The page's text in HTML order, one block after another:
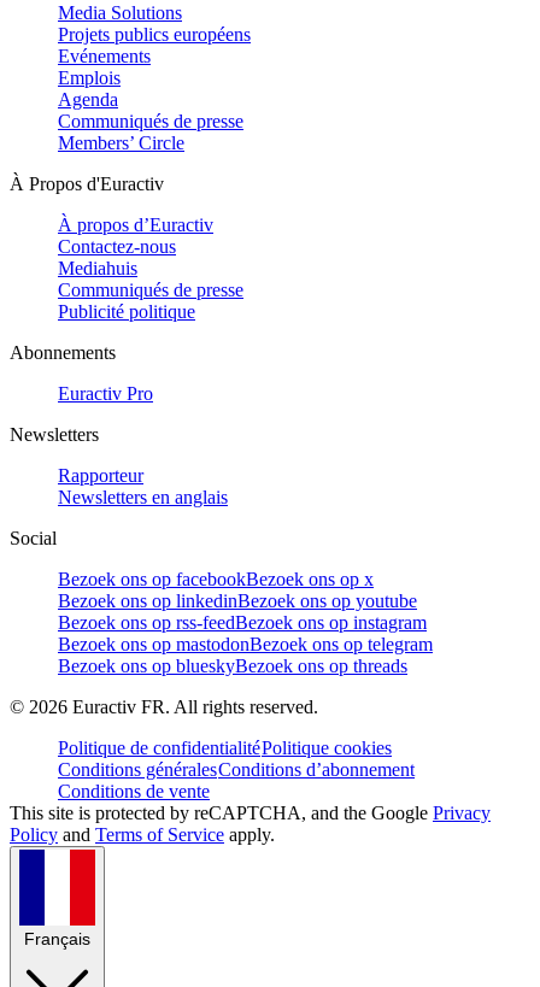
Media Solutions
Projets publics européens
Evénements
Emplois
Agenda
Communiqués de presse
Members’ Circle
À Propos d'Euractiv
À propos d’Euractiv
Contactez-nous
Mediahuis
Communiqués de presse
Publicité politique
Abonnements
Euractiv Pro
Newsletters
Rapporteur
Newsletters en anglais
Social
Bezoek ons op facebookBezoek ons op x
Bezoek ons op linkedinBezoek ons op youtube
Bezoek ons op rss-feedBezoek ons op instagram
Bezoek ons op mastodonBezoek ons op telegram
Bezoek ons op blueskyBezoek ons op threads
© 2026 Euractiv FR. All rights reserved.
Politique de confidentialitéPolitique cookies
Conditions généralesConditions d’abonnement
Conditions de vente
This site is protected by reCAPTCHA, and the Google Privacy
Policy and Terms of Service apply.
Français